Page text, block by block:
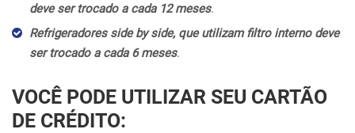
deve ser trocado a cada 12 meses.
Refrigeradores side by side, que utilizam filtro interno deve
ser trocado a cada 6 meses.
VOCÊ PODE UTILIZAR SEU CARTÃO
DE CRÉDITO: